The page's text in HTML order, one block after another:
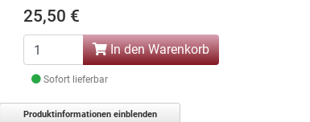
25,50 €
In den Warenkorb
Sofort lieferbar
Produktinformationen einblenden